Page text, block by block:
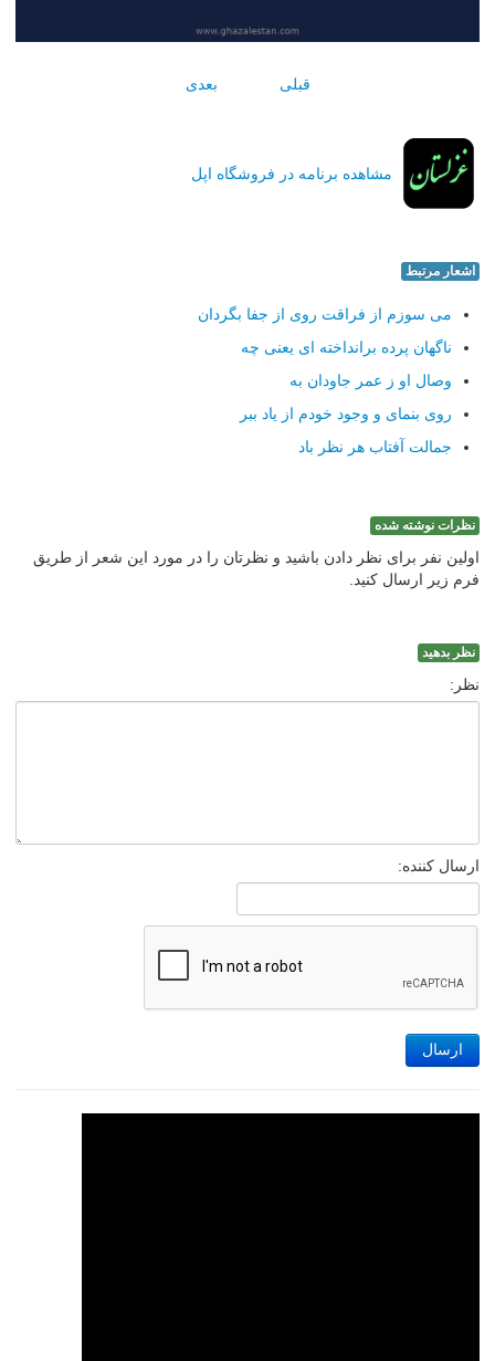
قبلی بعدی
مشاهده برنامه در فروشگاه اپل
اشعار مرتبط
می سوزم از فراقت روی از جفا بگردان
ناگهان پرده برانداخته ای یعنی چه
وصال او ز عمر جاودان به
روی بنمای و وجود خودم از یاد ببر
جمالت آفتاب هر نظر باد
نظرات نوشته شده
اولین نفر برای نظر دادن باشید و نظرتان را در مورد این شعر از طریق
فرم زیر ارسال کنید.
نظر بدهید
نظر:
ارسال کننده:
ارسال